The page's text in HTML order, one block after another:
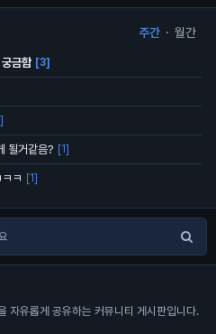
주간 · 월간
금함 [3]
될거같음? [1]
ㅋ [1]
자유롭게 공유하는 커뮤니티 게시판입니다.